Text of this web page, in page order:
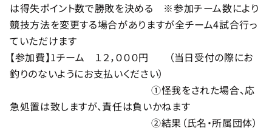
は得失ポイント数で勝敗を決める ※参加チーム数により
競技方法を変更する場合がありますが全チーム4試合行っ
ていただけます
【参加費】1チーム １２，０００円 （当日受付の際にお
釣りのないようにお支払いください）
①怪我をされた場合、応
急処置は致しますが、責任は負いかねます
②結果（氏名・所属団体）